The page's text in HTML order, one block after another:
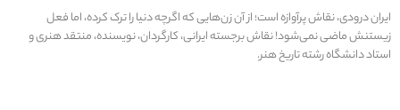
ایران درودی، نقاش پرآوازه است؛ از آن زن‌هایی که اگرچه دنیا را ترک کرده، اما فعل
زیستنش ماضی نمی‌شود! نقاش برجسته ایرانی، کارگردان، نویسنده، منتقد هنری و
استاد دانشگاه رشته تاریخ هنر.